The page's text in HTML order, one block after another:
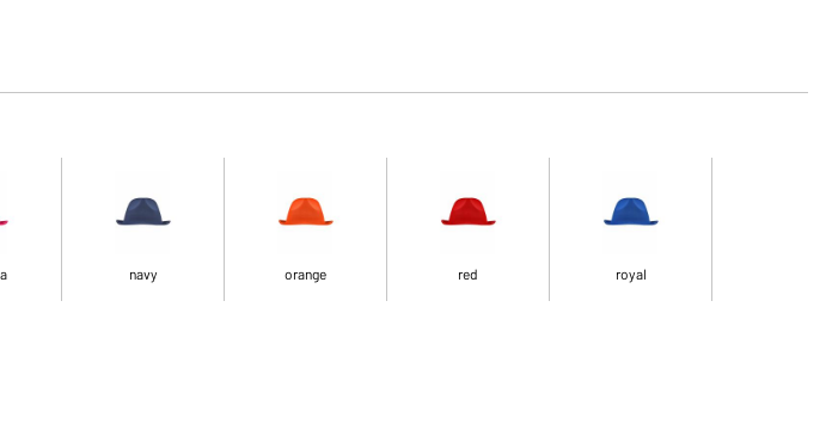
navy orange red royal